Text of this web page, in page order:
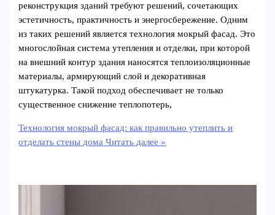
реконструкция зданий требуют решений, сочетающих
эстетичность, практичность и энергосбережение. Одним
из таких решений является технология мокрый фасад. Это
многослойная система утепления и отделки, при которой
на внешний контур здания наносятся теплоизоляционные
материалы, армирующий слой и декоративная
штукатурка. Такой подход обеспечивает не только
существенное снижение теплопотерь,
Технология мокрый фасад: как правильно утеплить и
отделать стены дома Читать далее »